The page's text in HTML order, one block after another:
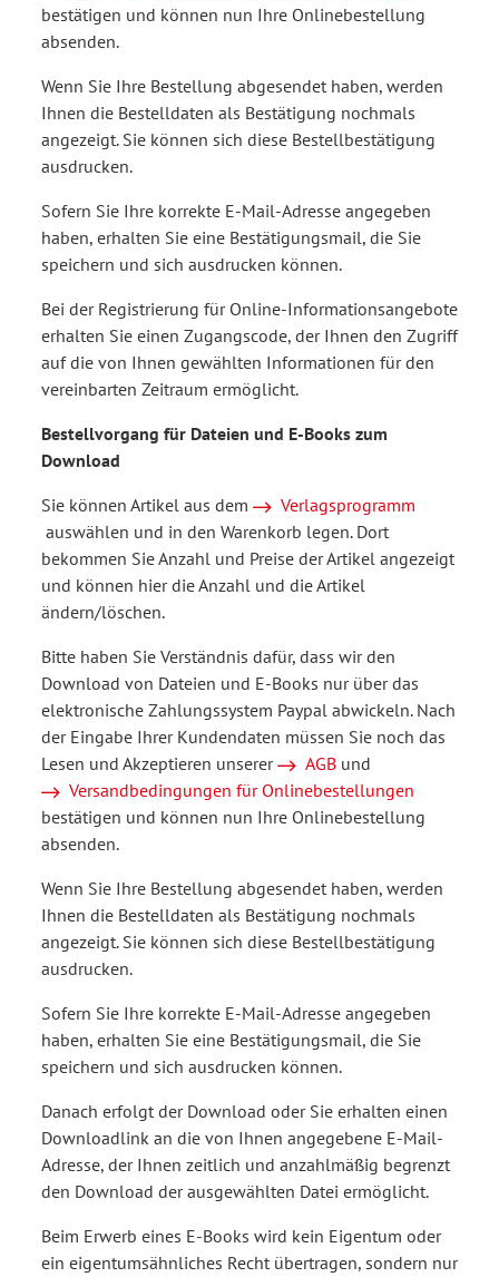
bestätigen und können nun Ihre Onlinebestellung
absenden.
Wenn Sie Ihre Bestellung abgesendet haben, werden
Ihnen die Bestelldaten als Bestätigung nochmals
angezeigt. Sie können sich diese Bestellbestätigung
ausdrucken.
Sofern Sie Ihre korrekte E-Mail-Adresse angegeben
haben, erhalten Sie eine Bestätigungsmail, die Sie
speichern und sich ausdrucken können.
Bei der Registrierung für Online-Informationsangebote
erhalten Sie einen Zugangscode, der Ihnen den Zugriff
auf die von Ihnen gewählten Informationen für den
vereinbarten Zeitraum ermöglicht.
Bestellvorgang für Dateien und E-Books zum
Download
Sie können Artikel aus dem
Verlagsprogramm
auswählen und in den Warenkorb legen. Dort
bekommen Sie Anzahl und Preise der Artikel angezeigt
und können hier die Anzahl und die Artikel
ändern/löschen.
Bitte haben Sie Verständnis dafür, dass wir den
Download von Dateien und E-Books nur über das
elektronische Zahlungssystem Paypal abwickeln. Nach
der Eingabe Ihrer Kundendaten müssen Sie noch das
Lesen und Akzeptieren unserer
AGB und
Versandbedingungen für Onlinebestellungen
bestätigen und können nun Ihre Onlinebestellung
absenden.
Wenn Sie Ihre Bestellung abgesendet haben, werden
Ihnen die Bestelldaten als Bestätigung nochmals
angezeigt. Sie können sich diese Bestellbestätigung
ausdrucken.
Sofern Sie Ihre korrekte E-Mail-Adresse angegeben
haben, erhalten Sie eine Bestätigungsmail, die Sie
speichern und sich ausdrucken können.
Danach erfolgt der Download oder Sie erhalten einen
Downloadlink an die von Ihnen angegebene E-Mail-
Adresse, der Ihnen zeitlich und anzahlmäßig begrenzt
den Download der ausgewählten Datei ermöglicht.
Beim Erwerb eines E-Books wird kein Eigentum oder
ein eigentumsähnliches Recht übertragen, sondern nur